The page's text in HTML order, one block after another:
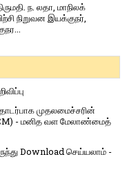
ந. லதா, மாநிலக்
நிறுவன இயக்குநர்,
முதலமைச்சரின்
- மனித வள மேலாண்மைத்
Download செய்யலாம் -